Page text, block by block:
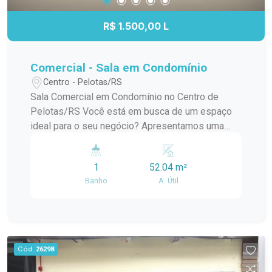
R$ 1.500,00 L
Comercial - Sala em Condomínio
Centro - Pelotas/RS
Sala Comercial em Condomínio no Centro de
Pelotas/RS Você está em busca de um espaço
ideal para o seu negócio? Apresentamos uma
comercial localizada no coração do Centro de
Pelotas. Com uma área útil de 52,04m², este
ambiente é perfeito para profissionais que
diversas comodidades, como restaurantes,
bancos e transporte público. - Estrutura do
1
Banho
52.04 m²
A. Útil
Cód. 26298